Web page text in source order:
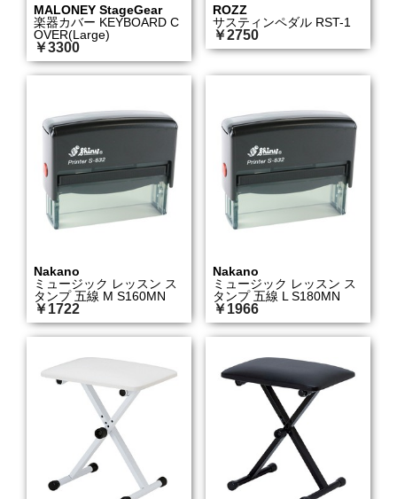
MALONEY StageGear
楽器カバー KEYBOARD C
OVER(Large)
￥3300
ROZZ
サスティンペダル RST-1
￥2750
Nakano
ミュージック レッスン ス
タンプ 五線 M S160MN
￥1722
Nakano
ミュージック レッスン ス
タンプ 五線 L S180MN
￥1966